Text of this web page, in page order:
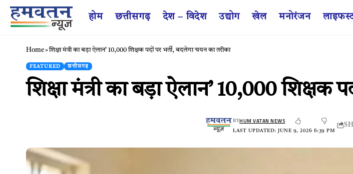
होम छत्तीसगढ़ देश – विदेश उद्योग खेल मनोरंजन
Home»शिक्षा मंत्री का बड़ा ऐलान’ 10,000 शिक्षक पदों पर भर्ती, बदलेगा चयन का तरीका
FEATURED छत्तीसगढ़
शिक्षा मंत्री का बड़ा ऐलान’ 10,000 शिक्षक
LAST UPDATED: JUNE 9, 2026 6:39 PM
BYHUM VATAN NEWS